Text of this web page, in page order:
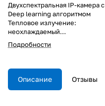
Двухспектральная IP-камера с
Deep learning алгоритмом
Тепловое излучение:
неохлаждаемый
микроболометрический
сенсор; 3.1мм@F1.1; область
обнаружение транспорт/
человек: 280/91м,
распознавание транспорт/
Подробности
Описание Отзывы